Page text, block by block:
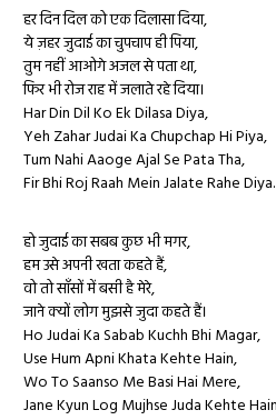
हर दिन दिल को एक दिलासा दिया,
ये ज़हर जुदाई का चुपचाप ही पिया,
तुम नहीं आओगे अजल से पता था,
फिर भी रोज राह में जलाते रहे दिया।
Har Din Dil Ko Ek Dilasa Diya,
Yeh Zahar Judai Ka Chupchap Hi Piya,
Tum Nahi Aaoge Ajal Se Pata Tha,
Fir Bhi Roj Raah Mein Jalate Rahe Diya.
हो जुदाई का सबब कुछ भी मगर,
हम उसे अपनी खता कहते हैं,
वो तो साँसों में बसी है मेरे,
जाने क्यों लोग मुझसे जुदा कहते हैं।
Ho Judai Ka Sabab Kuchh Bhi Magar,
Use Hum Apni Khata Kehte Hain,
Wo To Saanso Me Basi Hai Mere,
Jane Kyun Log Mujhse Juda Kehte